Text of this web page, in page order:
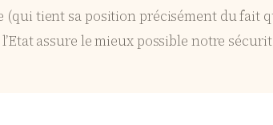
tient sa position précisément du fait
assure le mieux possible notre